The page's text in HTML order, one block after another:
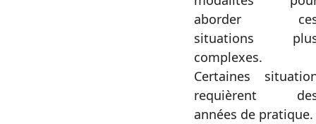
aborder
situations
complexes.
Certaines
requièrent
années de pratique.